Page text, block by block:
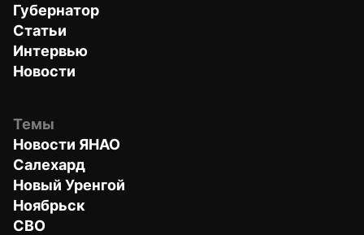
Губернатор
Статьи
Интервью
Новости
Темы
Новости ЯНАО
Салехард
Новый Уренгой
Ноябрьск
СВО